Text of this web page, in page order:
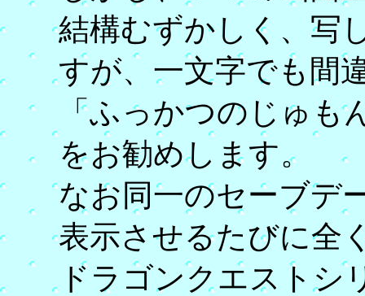
結構むずかしく、写
すが、一文字でも間
「ふっかつのじゅ
をお勧めします。
なお同一のセーブデ
表示させるたびに全
ドラゴンクエストシ